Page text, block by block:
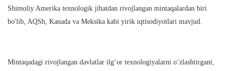
Shimoliy Amerika texnologik jihatdan rivojlangan mintaqalardan biri
bo'lib, AQSh, Kanada va Meksika kabi yirik iqtisodiyotlari mavjud.
Mintaqadagi rivojlangan davlatlar ilg‘or texnologiyalarni o‘zlashtirgani,